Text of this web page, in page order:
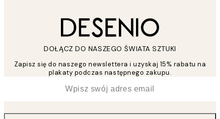
DOŁĄCZ DO NASZEGO ŚWIATA SZTUKI
Zapisz się do naszego newslettera i uzyskaj 15% rabatu na
plakaty podczas następnego zakupu.